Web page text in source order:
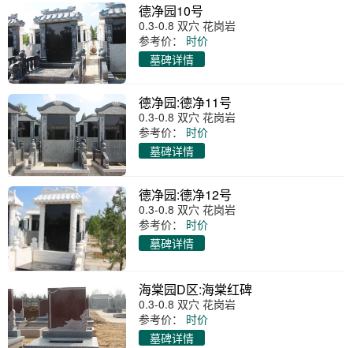
德净园10号
0.3-0.8 双穴 花岗岩
参考价：
时价
墓碑详情
德净园:德净11号
0.3-0.8 双穴 花岗岩
参考价：
时价
墓碑详情
德净园:德净12号
0.3-0.8 双穴 花岗岩
参考价：
时价
墓碑详情
海棠园D区:海棠红碑
0.3-0.8 双穴 花岗岩
参考价：
时价
墓碑详情